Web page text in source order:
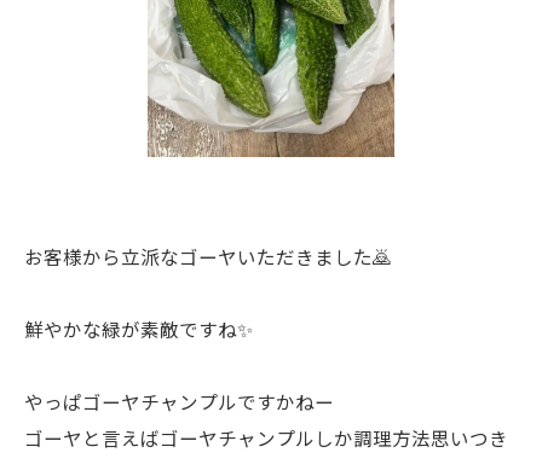
お客様から立派なゴーヤいただきました🙇
鮮やかな緑が素敵ですね✨
やっぱゴーヤチャンプルですかねー
ゴーヤと言えばゴーヤチャンプルしか調理方法思いつき